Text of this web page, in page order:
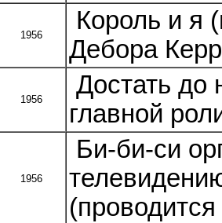
1956
Король и я
Дебора
1956
Достать до
главной
1956
Би-би-си